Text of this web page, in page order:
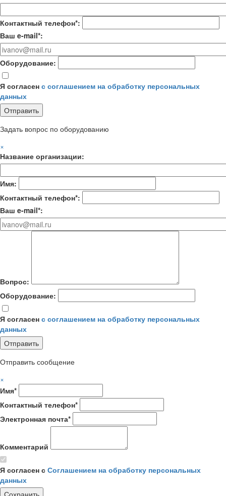
Контактный телефон*:
Ваш e-mail*:
Оборудование:
Я согласен с соглашением на обработку персональных
данных
Задать вопрос по оборудованию
×
Название организации:
Имя:
Контактный телефон*:
Ваш e-mail*:
Вопрос:
Оборудование:
Я согласен с соглашением на обработку персональных
данных
Отправить сообщение
×
Имя*
Контактный телефон*
Электронная почта*
Комментарий
Я согласен с Соглашением на обработку персональных
данных